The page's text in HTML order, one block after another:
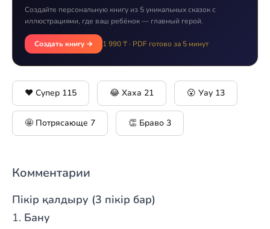
Создайте персональную книгу из 5 уникальных сказок с
иллюстрациями, где ваш ребёнок — главный герой.
Создать книгу → 1 990 ₸ · PDF готово за 5 минут
❤️ Супер 115 😂 Хаха 21 😮 Уау 13
🤩 Потрясающе 7 👏 Браво 3
Комментарии
Пікір қалдыру (3 пікір бар)
Бану